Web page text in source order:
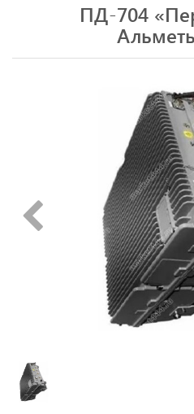
ПД-704